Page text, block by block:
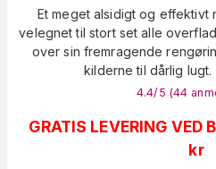
Et meget alsidigt og effektivt
velegnet til stort set alle
over sin fremragende
kilderne til dårlig
4.4/5 (44
GRATIS LEVERING VED
kr